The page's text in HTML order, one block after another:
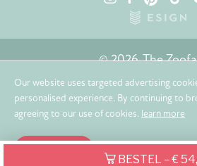
BESTEL – €
© 2026. The
Our website uses targeted advertising
personalised experience. By continuing to
agreeing to our use of cookies. learn more